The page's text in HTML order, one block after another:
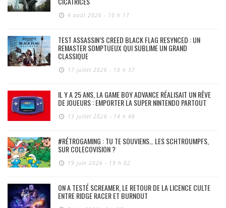
4 août 2026 - 10 h 17
TEST ASSASSIN’S CREED BLACK FLAG RESYNCED : UN
REMASTER SOMPTUEUX QUI SUBLIME UN GRAND
CLASSIQUE
17 juillet 2026 - 10 h 37
IL Y A 25 ANS, LA GAME BOY ADVANCE RÉALISAIT UN RÊVE
DE JOUEURS : EMPORTER LA SUPER NINTENDO PARTOUT
13 juillet 2026 - 14 h 48
#RÉTROGAMING : TU TE SOUVIENS… LES SCHTROUMPFS,
SUR COLECOVISION ?
19 juin 2026 - 19 h 02
ON A TESTÉ SCREAMER, LE RETOUR DE LA LICENCE CULTE
ENTRE RIDGE RACER ET BURNOUT